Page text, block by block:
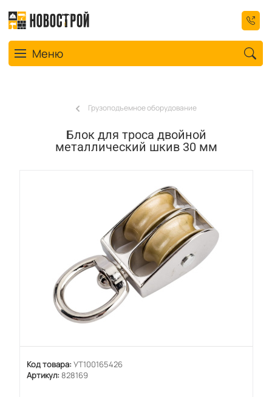
Toggle navigation
Меню
Грузоподъемное оборудование
Блок для троса двойной
металлический шкив 30 мм
Код товара: УТ100165426
Артикул: 828169